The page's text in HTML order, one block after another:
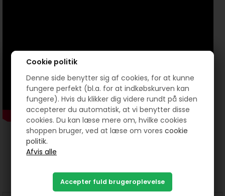
Cookie politik
Denne side benytter sig af cookies, for at kunne
fungere perfekt (bl.a. for at indkøbskurven kan
fungere). Hvis du klikker dig videre rundt på siden
accepterer du automatisk, at vi benytter disse
cookies. Du kan læse mere om, hvilke cookies
shoppen bruger, ved at læse om vorescookie
politik.